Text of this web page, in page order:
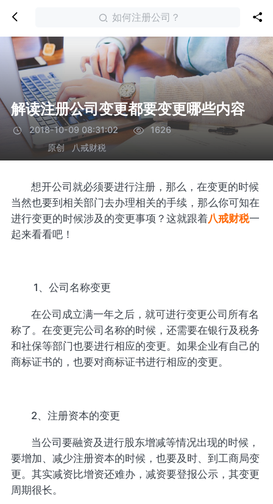
如何注册公司？
解读注册公司变更都要变更哪些内容
2018-10-09 08:31:02
1626
原创
八戒财税
想开公司就必须要进行注册，那么，在变更的时候
当然也要到相关部门去办理相关的手续，那么你可知在
进行变更的时候涉及的变更事项？这就跟着八戒财税一
起来看看吧！
1、公司名称变更
在公司成立满一年之后，就可进行变更公司所有名
称了。在变更完公司名称的时候，还需要在银行及税务
和社保等部门也要进行相应的变更。如果企业有自己的
商标证书的，也要对商标证书进行相应的变更。
2、注册资本的变更
当公司要融资及进行股东增减等情况出现的时候，
要增加、减少注册资本的时候，也要及时、到工商局变
更。其实减资比增资还难办，减资要登报公示，其变更
周期很长。